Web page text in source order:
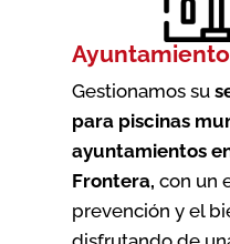
Gestionamos su
para piscinas
ayuntamientos
Frontera, con un
prevención y el